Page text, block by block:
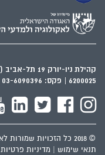
6200025 | פקס: 03-6090396
© 2018 כל הזכויות שמורות לאגודה הישראלית לאקולוגיה ולמדעי הסביבה
תנאי שימוש
מדיניות פרטיות